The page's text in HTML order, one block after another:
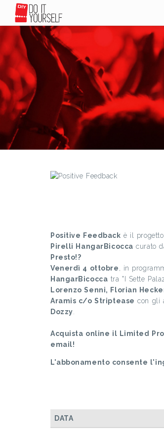
Positive Feedback è il
Pirelli HangarBicocca curato
Presto!?
Venerdì 4 ottobre , in
HangarBicocca tra "I Sette
Lorenzo Senni, Florian
Aramis c/o Striptease con gli
Dozzy
Acquista online il Limited
email!
L'abbonamento consente
DATA